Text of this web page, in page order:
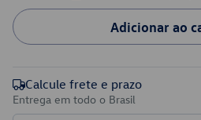
Adicionar ao
Calcule frete e prazo
Entrega em todo o Brasil